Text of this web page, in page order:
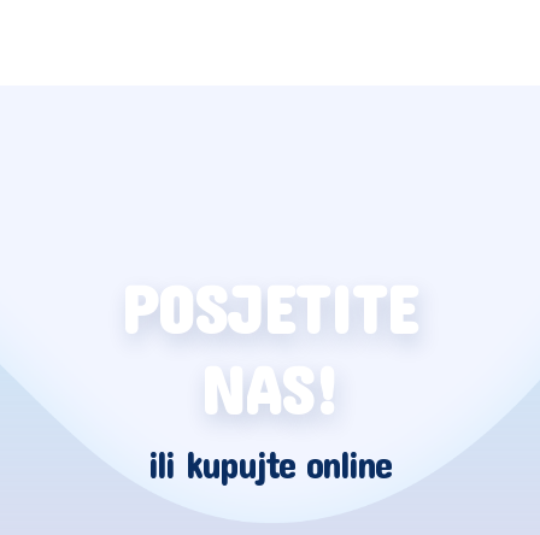
POSJETITE
NAS!
ili kupujte online